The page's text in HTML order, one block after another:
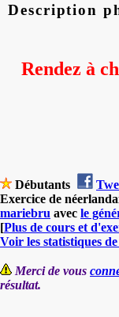
Description
Rendez à
Débutants
Exercice de
mariebru avec le
[Plus de cours et
Voir les statistiques
Merci de vous
résultat.